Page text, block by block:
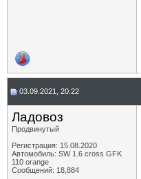
03.09.2021, 20:22
Ладовоз
Продвинутый
Регистрация: 15.08.2020
Автомобиль: SW 1.6 cross GFK
110 orange
Сообщений: 18,884